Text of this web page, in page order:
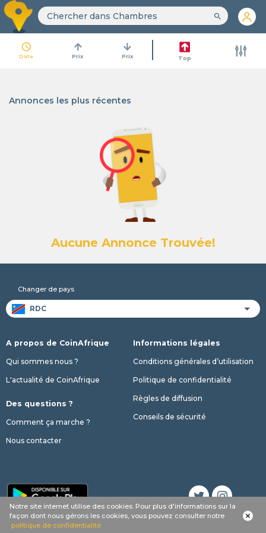
search
access_time
Date
arrow_upward
Prix
arrow_downward
Prix Top
Annonces les plus récentes
Aucune Annonce Trouvée!
Notre site internet utilise des cookies. Pour plus d'informations sur la
façon dont nous gérons les cookies, vous pouvez consulter notre
politique de confidentialité
Changer de pays
A propos de CoinAfrique
Qui sommes nous ?
L'actualité de CoinAfrique
Des questions ?
Comment ça marche ?
Nous contacter
Informations légales
Conditions générales d’utilisation
Politique de confidentialité
Règles de diffusion
Conseils de sécurité
© 2017 - 2026 Copyright CoinAfrique